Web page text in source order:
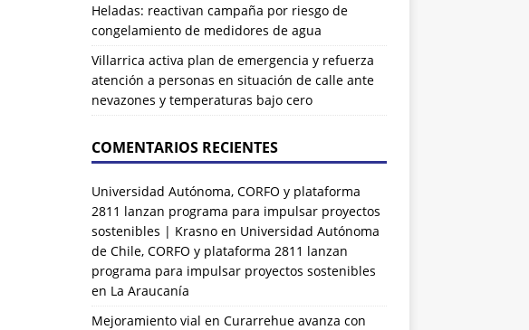
Heladas: reactivan campaña por riesgo de
congelamiento de medidores de agua
Villarrica activa plan de emergencia y refuerza
atención a personas en situación de calle ante
nevazones y temperaturas bajo cero
COMENTARIOS RECIENTES
Universidad Autónoma, CORFO y plataforma
2811 lanzan programa para impulsar proyectos
sostenibles | Krasnoen Universidad Autónoma
de Chile, CORFO y plataforma 2811 lanzan
programa para impulsar proyectos sostenibles
en La Araucanía
Mejoramiento vial en Curarrehue avanza con